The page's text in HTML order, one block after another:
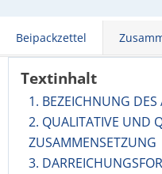
Beipackzettel
Textinhalt
1. BEZEICHNUNG DES
2. QUALITATIVE UND
ZUSAMMENSETZUNG
3.